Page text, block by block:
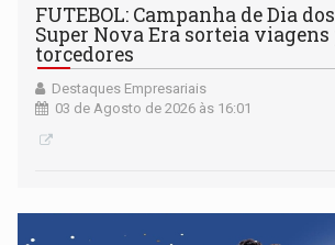
FUTEBOL: Campanha de Dia
Super Nova Era sorteia viagens
torcedores
Destaques Empresariais
03 de Agosto de 2026 às 16:01